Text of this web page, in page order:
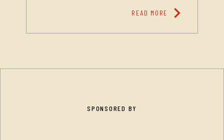
READ MORE chevron_right
SPONSORED BY